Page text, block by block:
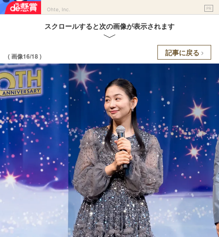
Ohte, Inc. PR
スクロールすると次の画像が表示されます
( 画像16/18 ) 記事に戻る